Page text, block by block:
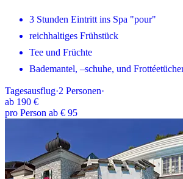
3 Stunden Eintritt ins Spa "pour"
reichhaltiges Frühstück
Tee und Früchte
Bademantel, –schuhe, und
Tagesausflug·2 Personen·
ab 190 €
pro Person ab € 95